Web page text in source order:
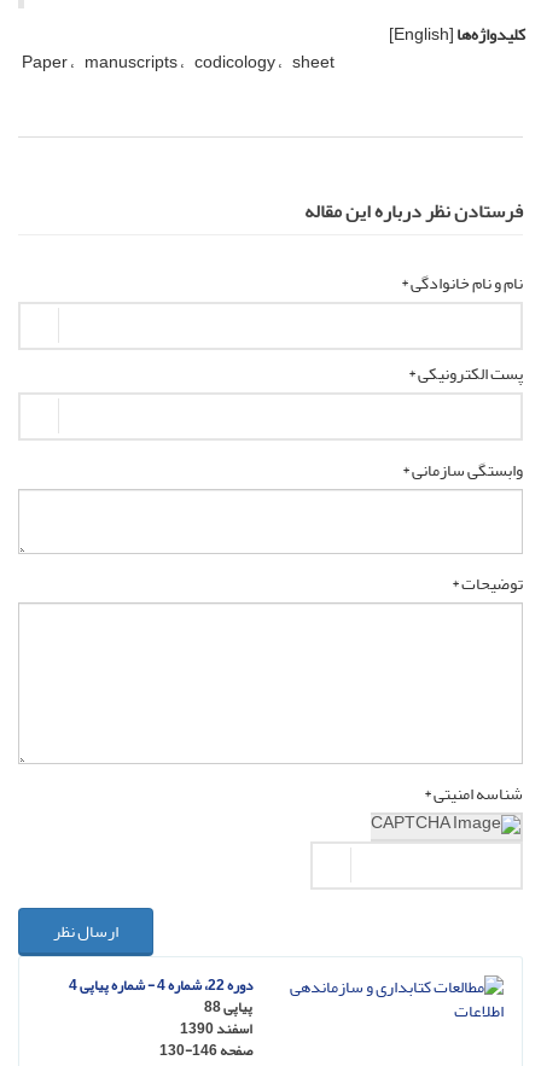
کلیدواژه‌ها[English]
Paper manuscripts codicology sheet
فرستادن نظر درباره این مقاله
نام و نام خانوادگی *
پست الکترونیکی *
وابستگی سازمانی *
توضیحات *
شناسه امنیتی *
ارسال نظر
دوره 22، شماره 4 - شماره پیاپی 4
پیاپی 88
اسفند 1390
صفحه130-146